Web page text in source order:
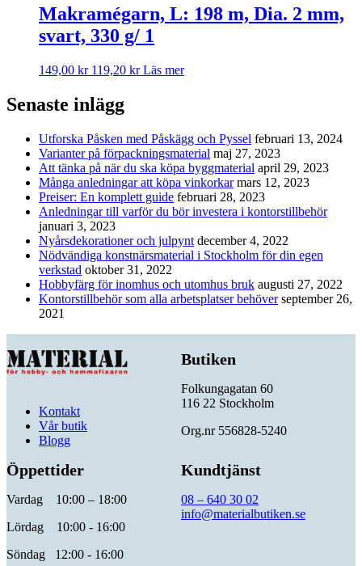
Makramégarn, L: 198 m, Dia. 2 mm,
svart, 330 g/ 1
149,00 kr 119,20 kr Läs mer
Senaste inlägg
Utforska Påsken med Påskägg och Pyssel februari 13, 2024
Varianter på förpackningsmaterial maj 27, 2023
Att tänka på när du ska köpa byggmaterial april 29, 2023
Många anledningar att köpa vinkorkar mars 12, 2023
Preiser: En komplett guide februari 28, 2023
Anledningar till varför du bör investera i kontorstillbehör
januari 3, 2023
Nyårsdekorationer och julpynt december 4, 2022
Nödvändiga konstnärsmaterial i Stockholm för din egen
verkstad oktober 31, 2022
Hobbyfärg för inomhus och utomhus bruk augusti 27, 2022
Kontorstillbehör som alla arbetsplatser behöver september 26,
2021
Kontakt
Vår butik
Blogg
Butiken
Folkungagatan 60
116 22 Stockholm
Org.nr 556828-5240
Öppettider
Vardag 10:00 – 18:00
Lördag 10:00 - 16:00
Söndag 12:00 - 16:00
Kundtjänst
08 – 640 30 02
info@materialbutiken.se